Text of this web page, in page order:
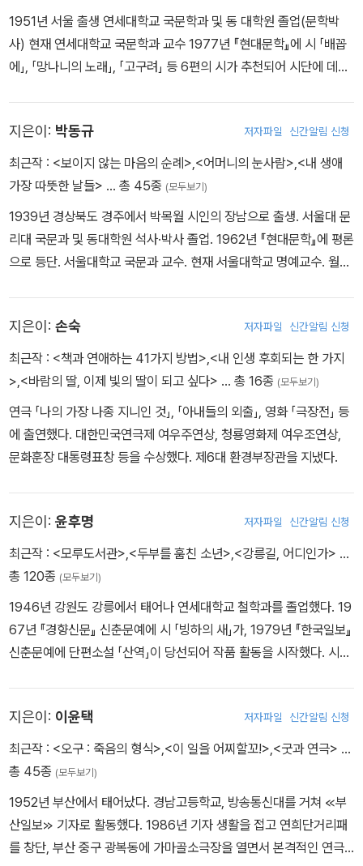
눔플러스〉 총재, 생명존중을 위한 <한국자살예방협회> 이사장, 사회
통합을 위한 <신간회 및 민세 안재홍 기념사업회> 회장, 몸의 행복을
위한 〈통곡물자연식운동본부〉 상임대표, <노르딕워킹 I.K> 총재 등
다양한 사회운동을 하고 있다. MBC TV 〈이경규가 간다-양심냉장
고〉, KBS1 라디오 〈안녕하십니까, 강지원입니다〉, EBS TV 〈선택,
〈강지원의 정책데이트〉, EBS 라디오 〈강지원의 특별한 만남〉, YTN
라디오 〈강지원의 출발 새아침〉, SBS 〈TV컬럼〉, MBC TV <5시 이
브닝뉴스>, YTN 라디오 〈강지원의 뉴스 정면승부>, EBS TV <교
육대토론>, KBS TV <제보자들> 등 많은 방송활동을 했다.
1951년 서울 출생 연세대학교 국문학과 및 동 대학원 졸업(문학박
사) 현재 연세대학교 국문학과 교수 1977년 『현대문학』에 시 「배꼽
에」, 「망나니의 노래」, 「고구려」 등 6편의 시가 추천되어 시단에 데뷔
징시학』, 『카타르시스란 무엇인가』, 『문학과 성』, 『시학』, 『삐딱하게
보기』, 『연극과 놀이 정신』, 『마광수 문학론집』 외 － 시집 『가자 장
미여관으로』, 『일평생 연애주의』, 『빨가벗고 몸 하나로 뭉치자』, 『천
숑』 외 － 에세이집 『나는 야한 여자가 좋다』, 『생각』, 『나는 헤픈 여
자가 좋다』, 『나의 이력서』, 『스물 즈음』, 『사라를 위한 변명』, 『자유
가 너희를 진리케 하리라』, 『사랑받지 못하여』, 『열려라 참깨』, 『더럽
게 사랑하자』 외 － 소설 『권태』, 『광마일기(狂馬日記)』, 『즐거운
사라』, 『청춘』, 『별것도 아닌 인생이』, 『아라베스크』, 『상상놀이』, 『인
『비켜라 운명아, 내가 간다』, 『인간론』, 『사랑학 개론』, 『마광수의 인
문학 비틀기』, 『행복철학』, 『모든 사랑에 불륜은 없다』, 『마광수의 유
쾌한 소설 읽기』, 『이 시대는 개인주의자를 요구한다』 외 － 미술 전
시회 〈마광수 미술전〉(1994, 다도화랑) 이후 10여 회의 개인전을 개
최
지은이: 박동규 저자파일 신간알림 신청
최근작 : <보이지 않는 마음의 순례>,<어머니의 눈사람>,<내 생애
가장 따뜻한 날들> … 총 45종 (모두보기)
1939년 경상북도 경주에서 박목월 시인의 장남으로 출생. 서울대 문
리대 국문과 및 동대학원 석사·박사 졸업. 1962년 『현대문학』에 평론
으로 등단. 서울대학교 국문과 교수. 현재 서울대학교 명예교수. 월간
한국소설의 연구』 등의 논문집과, 문장론집 『글쓰기를 두려워 말라』,
수필집으로 『별을 밟고 오는 영혼』, 『당신이 고독할 때』, 『인간은 혼
자서 살 수 없다』, 『오늘, 당신이라 부를 수 있는 행복』, 『사랑하는 나
다』, 『내 생애 가장 따뜻한 날들』 등이 있다.
지은이: 손숙 저자파일 신간알림 신청
최근작 : <책과 연애하는 41가지 방법>,<내 인생 후회되는 한 가지
>,<바람의 딸, 이제 빛의 딸이 되고 싶다> … 총 16종 (모두보기)
연극 「나의 가장 나종 지니인 것」, 「아내들의 외출」, 영화 「극장전」 등
에 출연했다. 대한민국연극제 여우주연상, 청룡영화제 여우조연상,
문화훈장 대통령표창 등을 수상했다. 제6대 환경부장관을 지냈다.
지은이: 윤후명 저자파일 신간알림 신청
최근작 : <모루도서관>,<두부를 훔친 소년>,<강릉길, 어디인가> …
총 120종 (모두보기)
1946년 강원도 강릉에서 태어나 연세대학교 철학과를 졸업했다. 19
67년 『경향신문』 신춘문예에 시 「빙하의 새」가, 1979년 『한국일보』
신춘문예에 단편소설 「산역」이 당선되어 작품 활동을 시작했다. 시집
소설집 『돈황의 사랑』 『부활하는 새』 『원숭이는 없다』 『여우 사냥』
『가장 멀리 있는 나』 『새의 말을 듣다』 『꽃의 말을 듣다』 『모든 별들
은 음악소리를 낸다』, 장편소설 『약속없는 세대』 『별까지 우리가』
호텔』 등과 산문집 『곰취처럼 살고 싶다』 『꽃』 『나에게 꽃을 다오 시
간이 흘린 눈물을 다오』, 소설-시화선집 『사랑의 마음, 등불 하나』, 문
학 그림집 『지심도 사랑을 품다』, 화서집 『윤후명 그리고 쓰다』 등이
지은이: 이윤택 저자파일 신간알림 신청
최근작 : <오구 : 죽음의 형식>,<이 일을 어찌할꼬!>,<굿과 연극> …
총 45종 (모두보기)
1952년 부산에서 태어났다. 경남고등학교, 방송통신대를 거쳐 ≪부
산일보≫ 기자로 활동했다. 1986년 기자 생활을 접고 연희단거리패
를 창단, 부산 중구 광복동에 가마골소극장을 열면서 본격적인 연극